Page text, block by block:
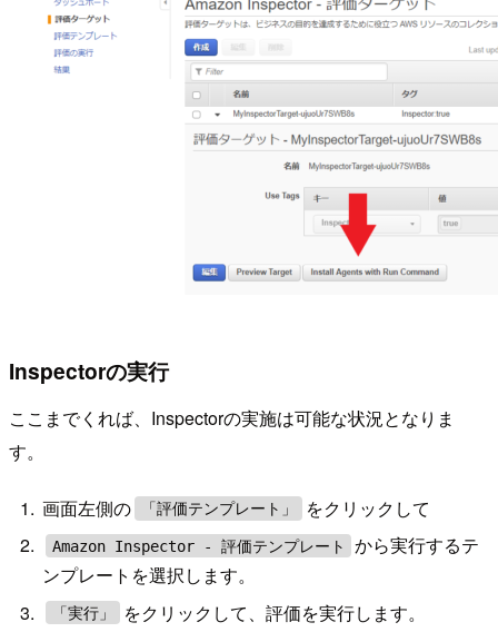
Inspectorの実行
ここまでくれば、Inspectorの実施は可能な状況となりま
す。
画面左側の 「評価テンプレート」 をクリックして
Amazon Inspector - 評価テンプレート
から実行するテ
ンプレートを選択します。
「実行」 をクリックして、評価を実行します。